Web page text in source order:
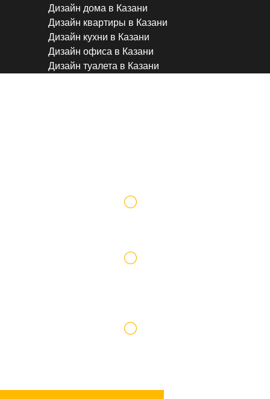
Дизайн дома в Казани
Дизайн квартиры в Казани
Дизайн кухни в Казани
Дизайн офиса в Казани
Дизайн туалета в Казани